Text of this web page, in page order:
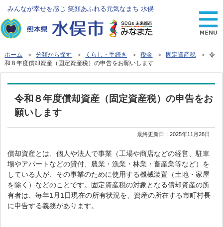
みんなが幸せを感じ 笑顔あふれる元気なまち 水俣
ホーム ＞分類から探す ＞ くらし・手続き ＞税金 ＞ 固定資産税 ＞ 令
和８年度償却資産（固定資産税）の申告をお願いします
令和８年度償却資産（固定資産税）の申告をお
願いします
最終更新日：2025年11月28日
償却資産とは、個人や法人で事業（工場や商店などの経営、駐車
場やアパートなどの貸付、農業・漁業・林業・畜産業等など）を
している人が、その事業のために使用する機械装置（土地・家屋
を除く）などのことです。固定資産税の対象となる償却資産の所
有者は、毎年1月1日現在の所有状況を、資産の所在する市町村長
に申告する義務があります。